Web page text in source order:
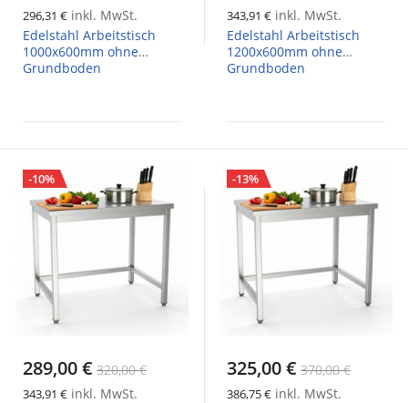
296,31 € inkl. MwSt.
Edelstahl Arbeitstisch
1000x600mm ohne
Grundboden
343,91 € inkl. MwSt.
Edelstahl Arbeitstisch
1200x600mm ohne
Grundboden
-10%
289,00 € 320,00 €
343,91 € inkl. MwSt.
-13%
325,00 € 370,00 €
386,75 € inkl. MwSt.